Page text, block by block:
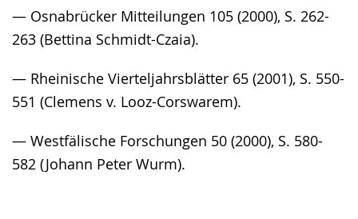
— Osnabrücker Mitteilungen 105 (2000), S. 262-
263 (Bettina Schmidt-Czaia).
— Rheinische Vierteljahrsblätter 65 (2001), S. 550-
551 (Clemens v. Looz-Corswarem).
— Westfälische Forschungen 50 (2000), S. 580-
582 (Johann Peter Wurm).